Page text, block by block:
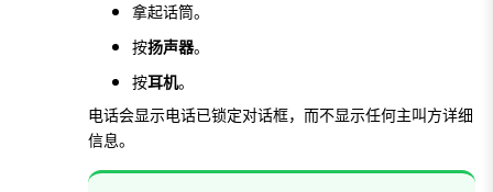
拿起话筒。
按扬声器。
按耳机。
电话会显示电话已锁定对话框，而不显示任何主叫方详细
信息。